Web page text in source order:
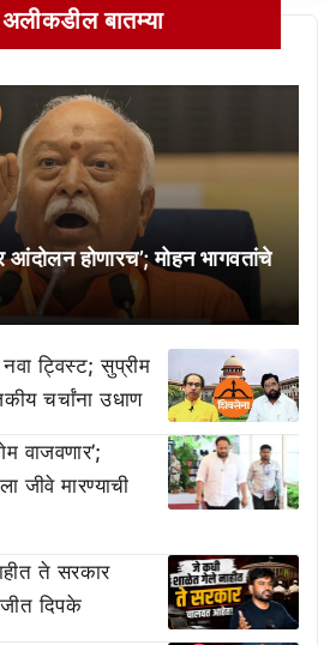
बातम्या
आंदोलन होणारच’; मोहन भागवतांचे
ट्विस्ट; सुप्रीम
चर्चांना उधाण
वाजवणार’;
जीवे मारण्याची
ते सरकार
दिपके